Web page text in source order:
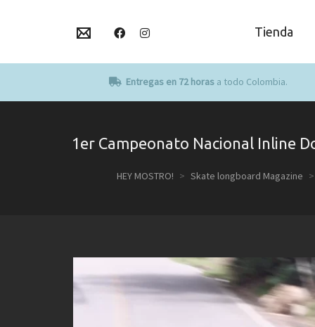
Tienda
Entregas en 72 horas a todo Colombia.
1er Campeonato Nacional Inline
HEY MOSTRO! > Skate longboard Magazine